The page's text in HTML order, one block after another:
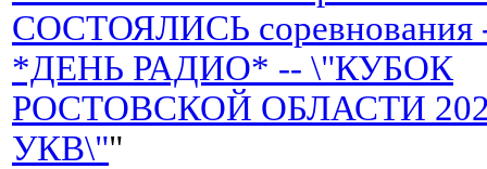
СОСТОЯЛИСЬ
*ДЕНЬ РАДИО* -- \"КУБОК
РОСТОВСКОЙ ОБЛАСТИ 2026
УКВ\""